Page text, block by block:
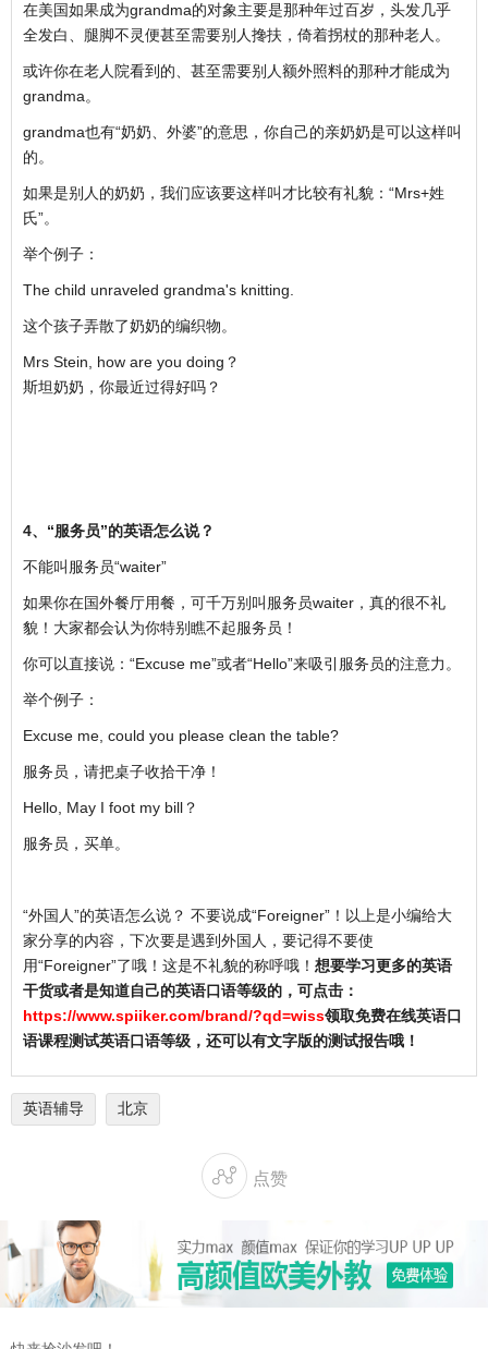
在美国如果成为grandma的对象主要是那种年过百岁，头发几乎
全发白、腿脚不灵便甚至需要别人搀扶，倚着拐杖的那种老人。
或许你在老人院看到的、甚至需要别人额外照料的那种才能成为
grandma。
grandma也有“奶奶、外婆”的意思，你自己的亲奶奶是可以这样叫
的。
如果是别人的奶奶，我们应该要这样叫才比较有礼貌：“Mrs+姓
氏”。
举个例子：
The child unraveled grandma's knitting.
这个孩子弄散了奶奶的编织物。
Mrs Stein, how are you doing？
斯坦奶奶，你最近过得好吗？
4、“服务员”的英语怎么说？
不能叫服务员“waiter”
如果你在国外餐厅用餐，可千万别叫服务员waiter，真的很不礼
貌！大家都会认为你特别瞧不起服务员！
你可以直接说：“Excuse me”或者“Hello”来吸引服务员的注意力。
举个例子：
Excuse me, could you please clean the table?
服务员，请把桌子收拾干净！
Hello, May I foot my bill？
服务员，买单。
“外国人”的英语怎么说？ 不要说成“Foreigner”！以上是小编给大
家分享的内容，下次要是遇到外国人，要记得不要使
用“Foreigner”了哦！这是不礼貌的称呼哦！ 想要学习更多的英语
干货或者是知道自己的英语口语等级的，可点击：
https://www.spiiker.com/brand/?qd=wiss领取免费在线英语口
语课程测试英语口语等级，还可以有文字版的测试报告哦！
英语辅导 北京
 点赞